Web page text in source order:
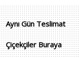
Aynı Gün Teslimat
Çiçekçiler Buraya